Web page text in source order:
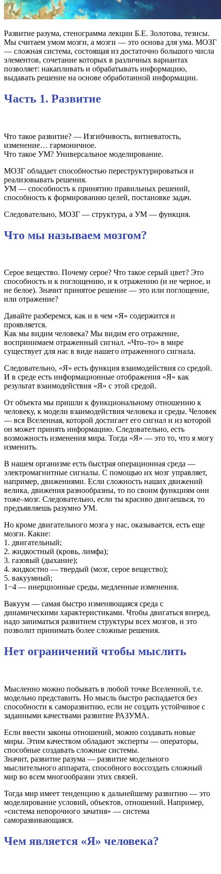
Развитие разума, стенограмма лекции Б.Е. Золотова, тезисы.
Мы считаем умом мозги, а мозги — это основа для ума. МОЗГ
— сложная система, состоящая из достаточно большого числа
элементов, сочетание которых в различных вариантах
позволяет: накапливать и обрабатывать информацию,
выдавать решение на основе обработанной информации.
Часть 1. Развитие
Что такое развитие? — Изгибчивость, витиеватость,
изменение… гармоничное.
Что такое УМ? Универсальное моделирование.
МОЗГ обладает способностью переструктурироваться и
реализовывать решения.
УМ — способность к принятию правильных решений,
способность к формированию целей, постановке задач.
Следовательно, МОЗГ — структура, а УМ — функция.
Что мы называем мозгом?
Серое вещество. Почему серое? Что такое серый цвет? Это
способность и к поглощению, и к отражению (и не черное, и
не белое). Значит принятое решение — это или поглощение,
или отражение?
Давайте разберемся, как и в чем «Я» содержится и
проявляется.
Как мы видим человека? Мы видим его отражение,
воспринимаем отраженный сигнал. «Что–то» в мире
существует для нас в виде нашего отраженного сигнала.
Следовательно, «Я» есть функция взаимодействия со средой.
И в среде есть информационные отображения «Я» как
результат взаимодействия «Я» с этой средой.
От объекта мы пришли к функциональному отношению к
человеку, к модели взаимодействия человека и среды. Человек
— вся Вселенная, которой достигает его сигнал и из которой
он может принять информацию. Следовательно, есть
возможность изменения мира. Тогда «Я» — это то, что я могу
изменить.
В нашем организме есть быстрая операционная среда —
электромагнитные сигналы. С помощью их мозг управляет,
например, движениями. Если сложность наших движений
велика, движения разнообразны, то по своим функциям они
тоже–мозг. Следовательно, если ты красиво двигаешься, то
предъявляешь разумно УМ.
Но кроме двигательного мозга у нас, оказывается, есть еще
мозги. Какие:
1. двигательный;
2. жидкостный (кровь, лимфа);
3. газовый (дыхание);
4. жидкостно — твердый (мозг, серое вещество);
5. вакуумный;
1−4 — инерционные среды, медленные изменения.
Вакуум — самая быстро изменяющаяся среда с
динамическими характеристиками. Чтобы двигаться вперед,
надо заниматься развитием структуры всех мозгов, и это
позволит принимать более сложные решения.
Нет ограничений чтобы мыслить
Мысленно можно побывать в любой точке Вселенной, т.е.
модельно представить. Но мысль быстро распадается без
способности к саморазвитию, если не создать устойчивое с
заданными качествами развитие РАЗУМА.
Если ввести законы отношений, можно создавать новые
миры. Этим качеством обладают эксперты — операторы,
способные создавать сложные системы.
Значит, развитие разума — развитие модельного
мыслительного аппарата, способного воссоздать сложный
мир во всем многообразии этих связей.
Тогда мир имеет тенденцию к дальнейшему развитию — это
моделирование условий, объектов, отношений. Например,
«система непорочного зачатия» — система
саморазвивающаяся.
Чем является «Я» человека?